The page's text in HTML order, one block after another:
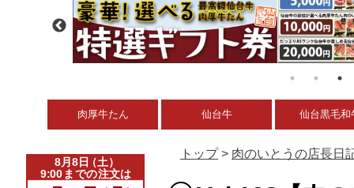
肉厚牛たん 仙台牛 仙台黒毛和
トップ> 肉のいとうの店長日